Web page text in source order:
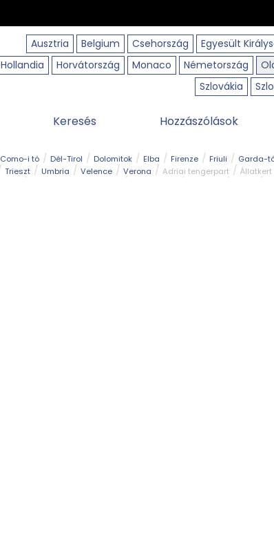
Ausztria
Belgium Csehország Egyesült
Hollandia
Horvátország Monaco Németország
Szlovákia
Keresés Hozzászólások
Como-i tó Dél-Tirol Dolomitok Elba Firenze Friuli Garda-
Trieszt Umbria Velence Verona Adriai tengerpart